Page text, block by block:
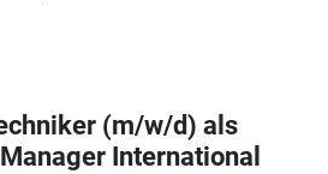
(m/w/d) als
International